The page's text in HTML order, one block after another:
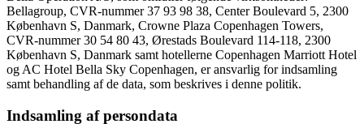
Bellagroup, CVR-nummer 37 93 98 38, Center Boulevard 5, 2300
København S, Danmark, Crowne Plaza Copenhagen Towers,
CVR-nummer 30 54 80 43, Ørestads Boulevard 114-118, 2300
København S, Danmark samt hotellerne Copenhagen Marriott Hotel
og AC Hotel Bella Sky Copenhagen, er ansvarlig for indsamling
samt behandling af de data, som beskrives i denne politik.
Indsamling af persondata